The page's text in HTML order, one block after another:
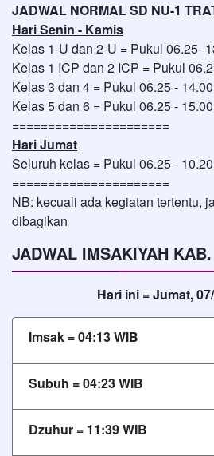
JADWAL NORMAL SD NU-1
Hari Senin - Kamis
Kelas 1-U dan 2-U = Pukul 06.25-
Kelas 1 ICP dan 2 ICP = Pukul
Kelas 3 dan 4 = Pukul 06.25 -
Kelas 5 dan 6 = Pukul 06.25 -
======================
Hari Jumat
Seluruh kelas = Pukul 06.25 -
======================
NB: kecuali ada kegiatan tertentu,
dibagikan
JADWAL IMSAKIYAH
Hari ini =Jumat,
Imsak =04:13WIB
Subuh =04:23WIB
Dzuhur = 11:39WIB